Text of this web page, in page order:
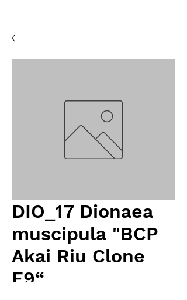
DIO_17 Dionaea
muscipula "BCP
Akai Riu Clone
F9“